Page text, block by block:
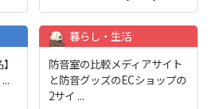
...
暮らし・生活
防音室の比較メディアサイト
と防音グッズのECショップの
2サイ ...